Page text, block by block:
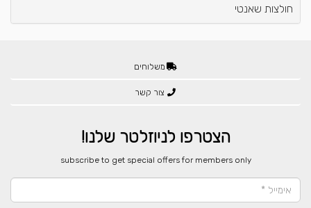
חולצות שאנטי
משלוחים
צור קשר
הצטרפו לניוזלטר שלנו!
​subscribe to get special offers for members only